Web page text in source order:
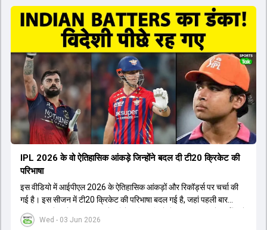
के तहत Bhuvneshwar Kumar, Krunal Pandya और Rasikh Salam
जैसे भारतीय खिलाड़ियों को टीम में शामिल किया गया, जिन्होंने शानदार प्रदर्शन
किया। इसके अलावा, Virat Kohli की भूमिका में भी बदलाव देखा गया, जहां वह
अब टीम के युवा खिलाड़ियों के साथ ज्यादा जुड़े हुए नजर आते हैं। कप्तान Rajat
Patidar के नेतृत्व में टीम का कम्युनिकेशन बहुत स्पष्ट रहा है। एनालिस्ट से लेकर
मैनेजमेंट तक, सभी एक ही पेज पर रहते हैं, जिससे मैदान पर कोई कंफ्यूजन नहीं
होता। यही कारण है कि RCB ने लगातार सफलता हासिल की है।
Wed - 03 Jun 2026
IPL 2026 के वो ऐतिहासिक आंकड़े जिन्होंने बदल दी टी20 क्रिकेट की
परिभाषा
इस वीडियो में आईपीएल 2026 के ऐतिहासिक आंकड़ों और रिकॉर्ड्स पर चर्चा की
गई है। इस सीजन में टी20 क्रिकेट की परिभाषा बदल गई है, जहां पहली बार
भारतीय बल्लेबाजों का स्ट्राइक रेट विदेशी खिलाड़ियों से ज्यादा रहा। पूरे टूर्नामेंट में
1426 छक्के लगे और 65 बार टीमों ने 200 से ज्यादा का स्कोर बनाया, जो एक